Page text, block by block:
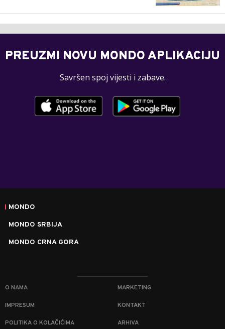
PREUZMI NOVU MONDO APLIKACIJU
Savršen spoj vijesti i zabave.
MONDO
MONDO SRBIJA
MONDO CRNA GORA
O NAMA MARKETING
IMPRESUM KONTAKT
POLITIKA O KOLAČIĆIMA ARHIVA